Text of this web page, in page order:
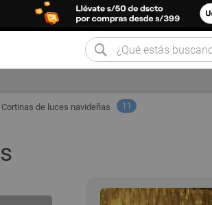
Cortinas de luces navideñas 11